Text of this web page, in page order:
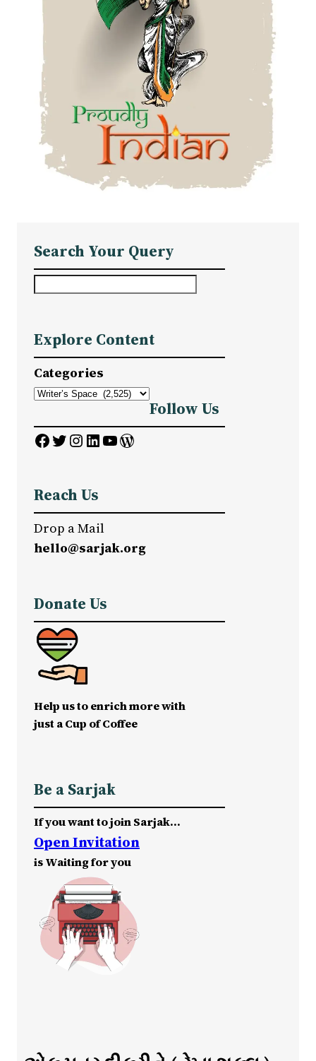
Search Your Query
r
c
h
Explore Content
Categories
Follow Us
Facebook Twitter InstagramLinkedIn YouTube WordPress
Reach Us
Drop a Mail
hello@sarjak.org
Donate Us
Help us to enrich more with
just a Cup of Coffee
Be a Sarjak
If you want to join Sarjak…
Open Invitation
is Waiting for you